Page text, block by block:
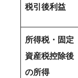
税引後利益
所得税・固定
資産税控除後
の所得